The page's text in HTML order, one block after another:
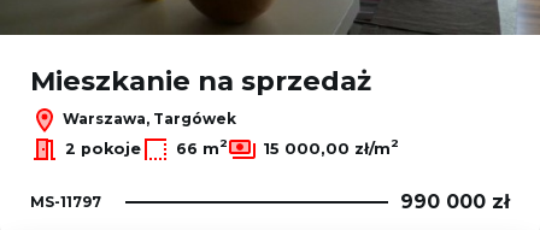
Mieszkanie na sprzedaż
Warszawa, Targówek
2 pokoje
66 m2 15 000,00 zł/m2
MS-11797 990 000 zł